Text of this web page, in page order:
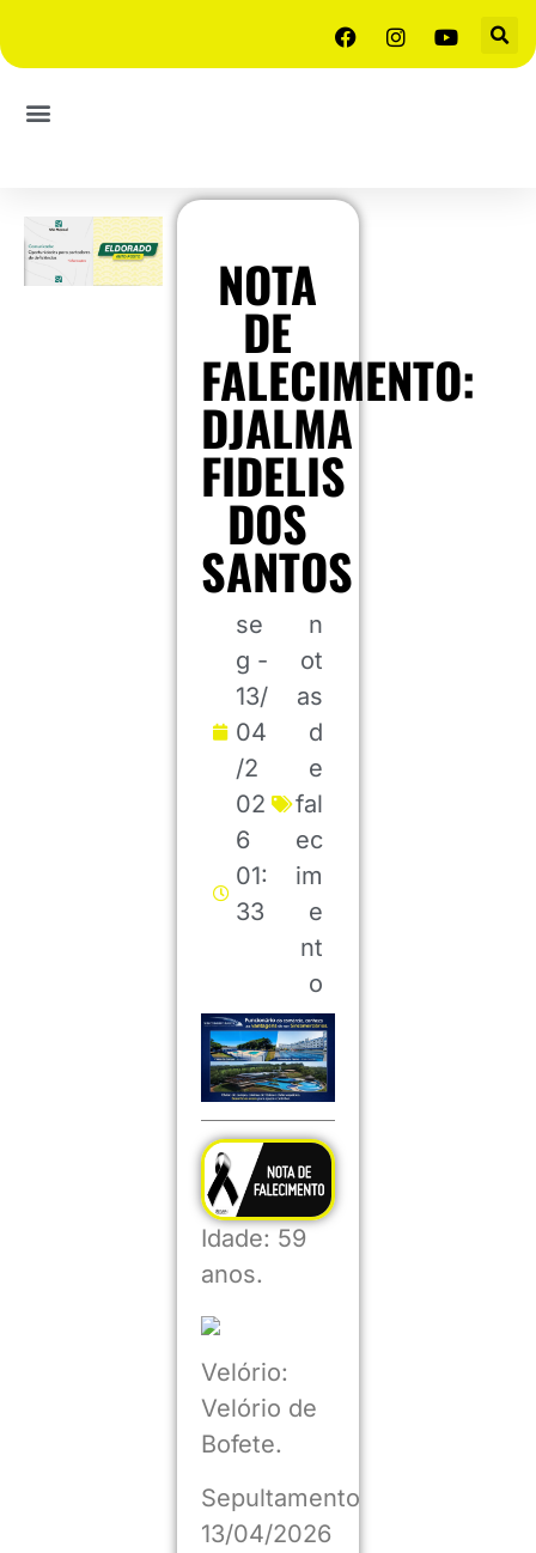
NOTA
DE
FALECIMENTO:
DJALMA
FIDELIS
DOS
SANTOS
se
g -
13/
04
/2
02
6
01:
33
n
ot
as
d
e
fal
ec
im
e
nt
o
Idade: 59
anos.
Velório:
Velório de
Bofete.
Sepultamento
13/04/2026